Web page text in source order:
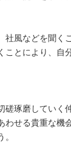
風などを聞く
とにより、
琢磨していく
わせる貴重な